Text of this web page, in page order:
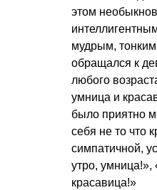
этом
мудрым,
обращался к
любого
умница и
было приятно
себя не то что
симпатичной,
утро,
красавица!»